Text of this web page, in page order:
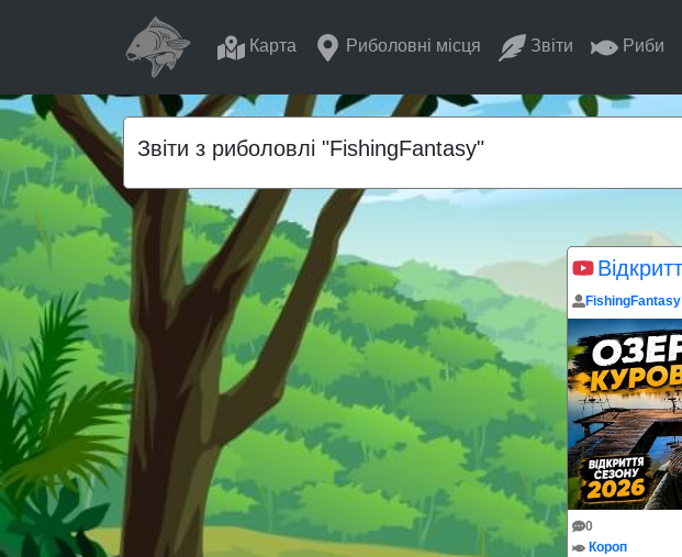
Карта Риболовні місця Звіти Риби
Звіти з риболовлі "FishingFantasy"
FishingFantasy
0
Короп